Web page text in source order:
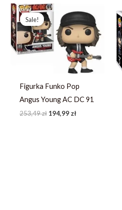
Sale!
Sale!
Figurka Funko Pop
Angus Young AC DC 91
253,49zł
Pierwotna
cena
wynosiła:
253,49 zł.
194,99 zł
cena
wynosi:
194,99 zł.